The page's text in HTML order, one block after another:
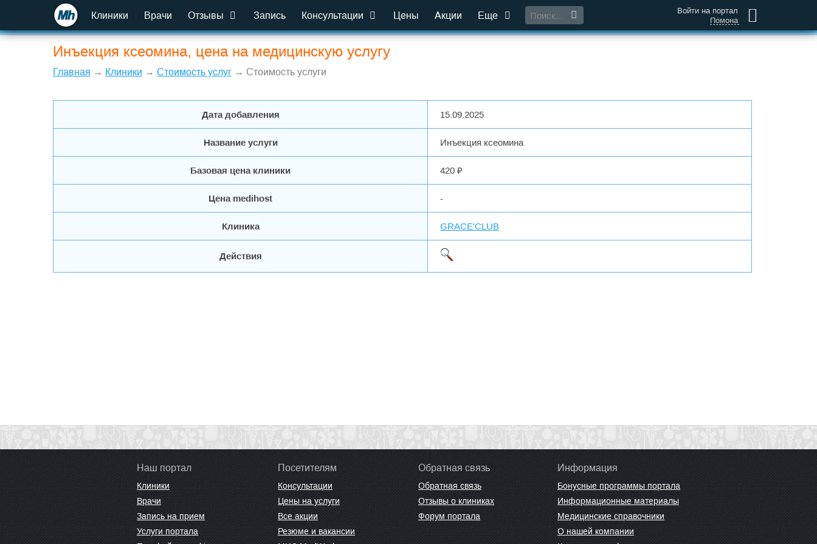
Клиники Врачи Отзывы Запись Консультации Цены Акции Еще
Войти на портал
Помона
Инъекция ксеомина, цена на медицинскую услугу
Главная → Клиники → Стоимость услуг → Стоимость услуги
Дата добавления 15.09.2025
Название услуги Инъекция ксеомина
Базовая цена клиники 420 ₽
Цена medihost -
Клиника GRACE'CLUB
Действия
Наш портал
Клиники
Врачи
Запись на прием
Услуги портала
Посетителям
Консультации
Цены на услуги
Все акции
Резюме и вакансии
Обратная связь
Обратная связь
Отзывы о клиниках
Форум портала
Информация
Бонусные программы портала
Информационные материалы
Медицинские справочники
О нашей компании